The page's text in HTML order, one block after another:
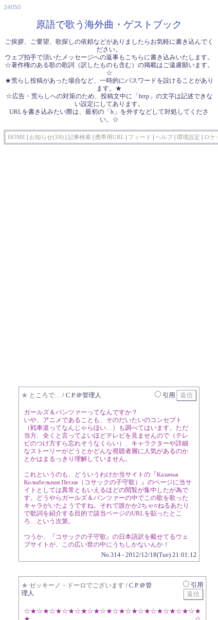
24050
原語で歌う海外曲・ゲストブック
ご挨拶、ご要望、歌探しの依頼などがありましたらお気軽に書き込んでく
ださい。
ウェブ拍手で頂いたメッセージへの返事もこちらに書き込みいたします。
☆著作権のある歌の歌詞（訳したものも含む）の掲載はご遠慮願います。
☆
★荒らし投稿があった場合など、一時的にパスワードを設けることがあり
ます。★
☆広告・荒らしへの対策のため、投稿文中に「http」の文字は記述できな
い設定にしてあります。
URLを書き込みたい際は、最初の「h」を外すなどして対処してくださ
い。☆
HOME お知らせ(3/8) 記事検索 携帯用URL フィード ヘルプ 環境設定 ロケ
★ ところで… / C.P.＠管理人 引用
ガールズ＆パンツァーってなんですか？
いや、アニメであることも、そのだいたいのコンセプト
（戦車道ってなんじゃらほい…）も調べてはいます。ただ
当方、全くと言ってよいほどテレビを見ませんので（テレ
ビのつけ方すら忘れそうなくらい）、キャラクターや詳細
なストーリーがどうとかどんな視聴者層に人気があるのか
とかはまるっきり理解していません。
これというのも、どういうわけか当サイトの『Казачья
Колыбельная Песня（コサックの子守歌）』のページに当サ
イトとしては異常ともいえるほどの閲覧が集中したが為で
す。どうやらガールズ＆パンツァーの中でこの歌を歌った
キャラがいたようですね。それで誰かか2ちゃ○ねるあたり
で歌詞を紹介する目的で該当ページのURLを貼ったとこ
ろ…という次第。
つうか、『コサックの子守歌』の日本語訳を載せてるウェ
ブサイトが、この広い世の中にうちしかないんか！
No.314 - 2012/12/18(Tue) 21:01:12
★ ゼッキーノ・ドーロでございます / C.P.＠管
理人
引用
☆★☆★☆★☆★☆★☆★☆★☆★☆★☆★☆★☆★☆★☆★